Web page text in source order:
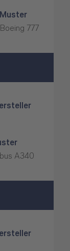
Muster
Boeing 777
A340